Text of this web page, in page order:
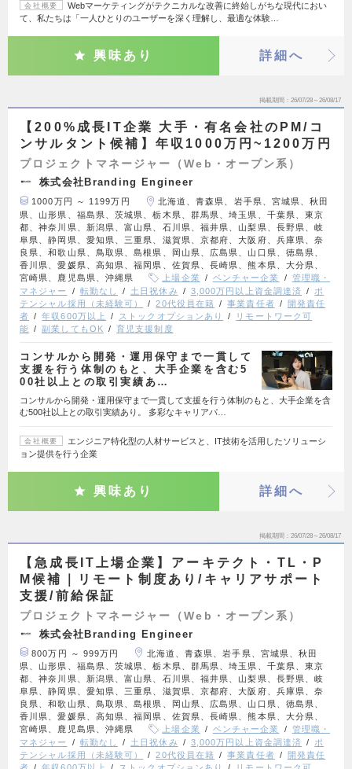
会社概要
Webマーケティングがテクニカルな改善に終始しがちな現代におい
て、私たちは「一人ひとりのユーザーを深く理解し、最適な体験…
興味あり 詳細へ
掲載期間 26/07/28～26/08/17
【200%成長IT企業 大手・有名会社のPM/コ
ンサルタント候補】年収1000万円~1200万円
プロジェクトマネージャー（Web・オープン系）
株式会社Branding Engineer
1000万円 ～ 1199万円
北海道、青森県、岩手県、宮城県、秋田
県、山形県、福島県、茨城県、栃木県、群馬県、埼玉県、千葉県、東京
都、神奈川県、新潟県、富山県、石川県、福井県、山梨県、長野県、岐
阜県、静岡県、愛知県、三重県、滋賀県、京都府、大阪府、兵庫県、奈
良県、和歌山県、鳥取県、島根県、岡山県、広島県、山口県、徳島県、
香川県、愛媛県、高知県、福岡県、佐賀県、長崎県、熊本県、大分県、
宮崎県、鹿児島県、沖縄県
上場企業 ベンチャー企業
管理職・
マネジャー
転勤なし 土日祝休み 3,000万円以上資金調達済
ポ
テンシャル採用（未経験可）
20代役員在籍 事業責任者
開発責任
者
年収600万以上 ストックオプションあり
リモートワーク可
能
副業してもOK 育児支援制度
コンサルから開発・運用保守まで一貫して
支援を行う体制のもと、大手企業を含む5
00社以上との取引実績あ…
コンサルから開発・運用保守まで一貫して支援を行う体制のもと、大手企業を含
む500社以上との取引実績あり。 多彩なキャリアパ…
会社概要
エンジニア特化型の人材サービスと、IT技術を活用したソリューシ
ョン提供を行う企業
興味あり 詳細へ
掲載期間 26/07/28～26/08/17
【急成長IT上場企業】アーキテクト・TL・P
M候補｜リモート制度あり/キャリアサポート
支援/前給保証
プロジェクトマネージャー（Web・オープン系）
株式会社Branding Engineer
800万円 ～ 999万円
北海道、青森県、岩手県、宮城県、秋田
県、山形県、福島県、茨城県、栃木県、群馬県、埼玉県、千葉県、東京
都、神奈川県、新潟県、富山県、石川県、福井県、山梨県、長野県、岐
阜県、静岡県、愛知県、三重県、滋賀県、京都府、大阪府、兵庫県、奈
良県、和歌山県、鳥取県、島根県、岡山県、広島県、山口県、徳島県、
香川県、愛媛県、高知県、福岡県、佐賀県、長崎県、熊本県、大分県、
宮崎県、鹿児島県、沖縄県
上場企業 ベンチャー企業
管理職・
マネジャー
転勤なし 土日祝休み 3,000万円以上資金調達済
ポ
テンシャル採用（未経験可）
20代役員在籍 事業責任者
開発責任